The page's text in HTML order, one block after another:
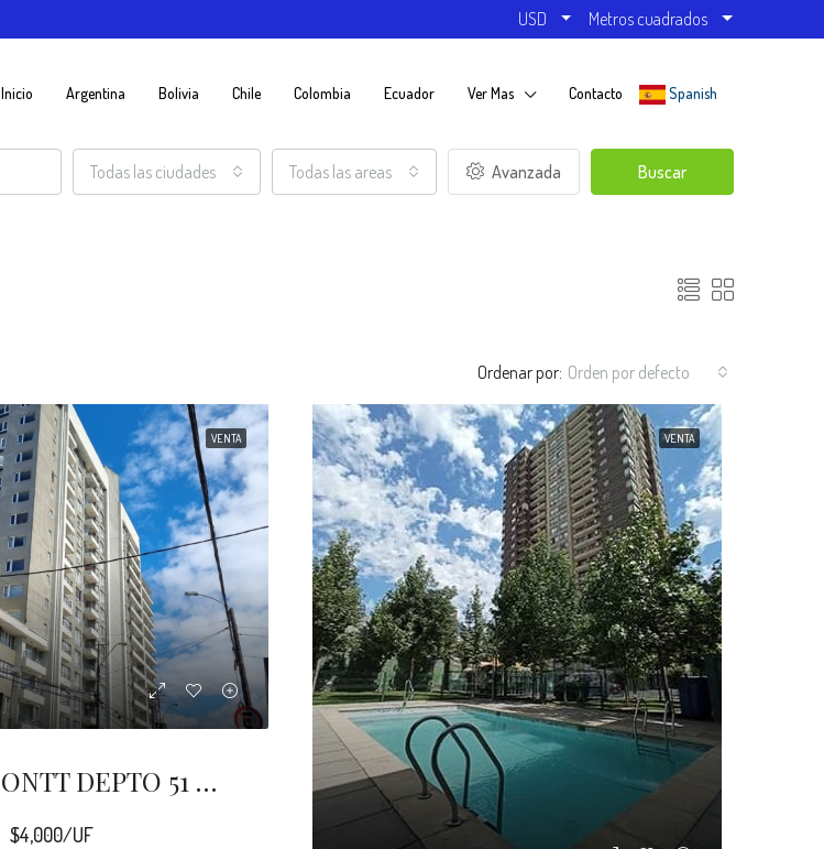
USD Metros cuadrados
Inicio Argentina Bolivia Chile Colombia Ecuador Ver Mas Contacto Spanish
Todas las ciudades Todas las areas Avanzada Buscar
Ordenar por: Orden por defecto
VENTA
PUERTO MONTT DEPTO 51 M2 VISTA AL MAR
$4,000/UF
VENTA